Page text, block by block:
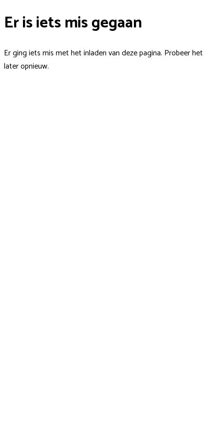
Er is iets mis gegaan
Er ging iets mis met het inladen van deze pagina. Probeer het
later opnieuw.